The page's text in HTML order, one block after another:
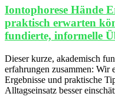
Iontophorese Hände
praktisch erwarten
fundierte, informelle
Dieser kurze, akademisch
erfahrungen zusammen:
Ergebnisse und praktische
Alltagseinsatz besser